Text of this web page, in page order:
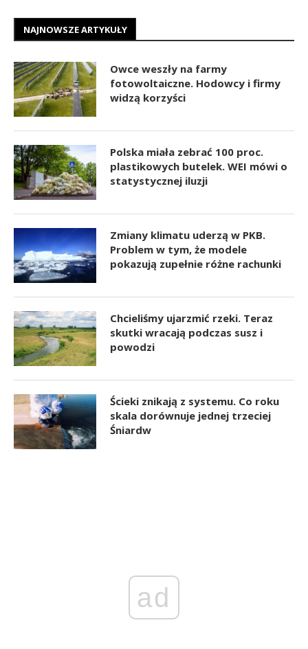
NAJNOWSZE ARTYKUŁY
Owce weszły na farmy
fotowoltaiczne. Hodowcy i firmy
widzą korzyści
Polska miała zebrać 100 proc.
plastikowych butelek. WEI mówi o
statystycznej iluzji
Zmiany klimatu uderzą w PKB.
Problem w tym, że modele
pokazują zupełnie różne rachunki
Chcieliśmy ujarzmić rzeki. Teraz
skutki wracają podczas susz i
powodzi
Ścieki znikają z systemu. Co roku
skala dorównuje jednej trzeciej
Śniardw
ad